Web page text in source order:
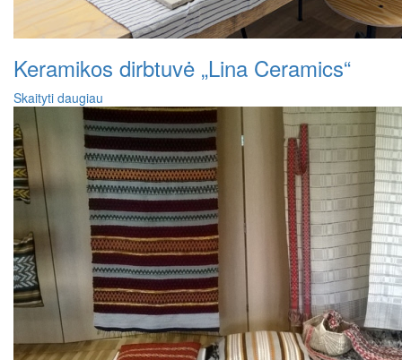
Keramikos dirbtuvė „Lina Ceramics“
Skaityti daugiau